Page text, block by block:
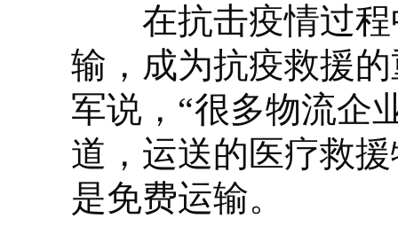
在抗击疫情过程
输，成为抗疫救援
军说，“很多物流企
道，运送的医疗救
是免费运输。